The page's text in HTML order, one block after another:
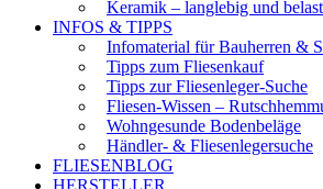
Keramik – langlebig und
INFOS & TIPPS
Infomaterial für Bauherren &
Tipps zum Fliesenkauf
Tipps zur Fliesenleger-Suche
Fliesen-Wissen –
Wohngesunde Bodenbeläge
Händler- & Fliesenlegersuche
FLIESENBLOG
HERSTELLER